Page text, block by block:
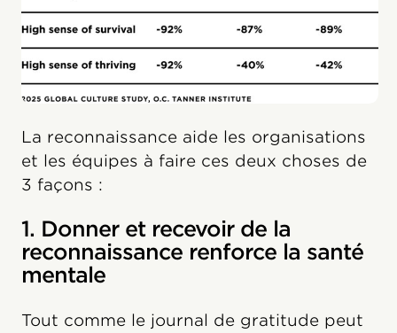
La reconnaissance aide les organisations
et les équipes à faire ces deux choses de
3 façons :
1. Donner et recevoir de la
reconnaissance renforce la santé
mentale
Tout comme le journal de gratitude peut